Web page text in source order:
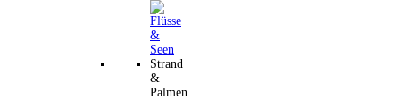
Strand
&
Palmen